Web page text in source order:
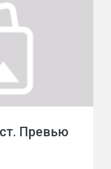
Превью